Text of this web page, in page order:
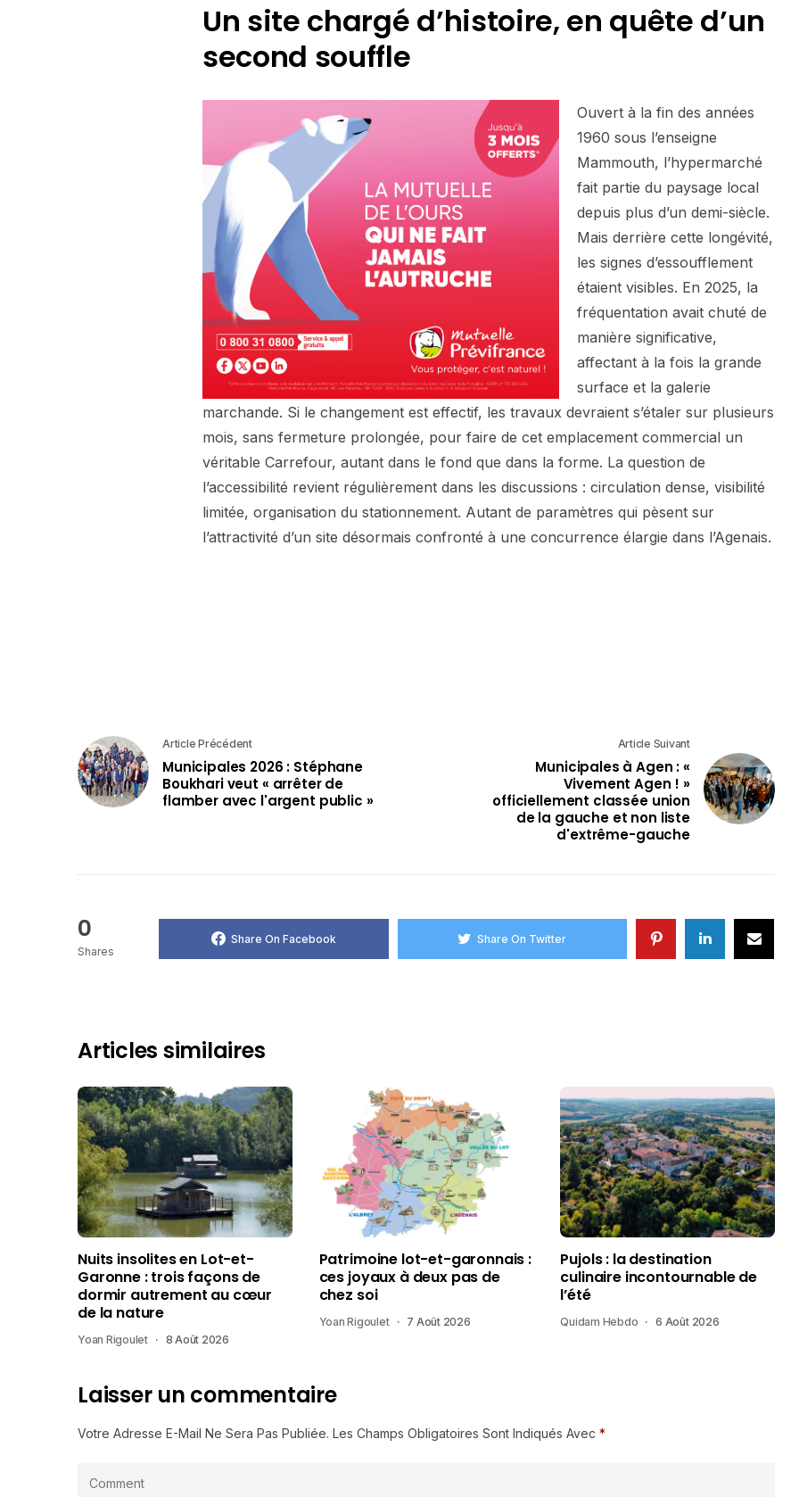
Un site chargé d’histoire, en quête d’un
second souffle
Ouvert à la fin des années
1960 sous l’enseigne
Mammouth, l’hypermarché
fait partie du paysage local
depuis plus d’un demi-siècle.
Mais derrière cette longévité,
les signes d’essoufflement
étaient visibles. En 2025, la
fréquentation avait chuté de
manière significative,
affectant à la fois la grande
surface et la galerie
marchande. Si le changement est effectif, les travaux devraient s’étaler sur plusieurs
mois, sans fermeture prolongée, pour faire de cet emplacement commercial un
véritable Carrefour, autant dans le fond que dans la forme. La question de
l’accessibilité revient régulièrement dans les discussions : circulation dense, visibilité
limitée, organisation du stationnement. Autant de paramètres qui pèsent sur
l’attractivité d’un site désormais confronté à une concurrence élargie dans l’Agenais.
Article Précédent
Municipales 2026 : Stéphane
Boukhari veut « arrêter de
flamber avec l'argent public »
Article Suivant
Municipales à Agen : «
Vivement Agen ! »
officiellement classée union
de la gauche et non liste
d'extrême-gauche
0
Shares
Share On Facebook Share On Twitter
Articles similaires
Nuits insolites en Lot-et-
Garonne : trois façons de
dormir autrement au cœur
de la nature
Yoan Rigoulet 8 Août 2026
Patrimoine lot-et-garonnais :
ces joyaux à deux pas de
chez soi
Yoan Rigoulet 7 Août 2026
Pujols : la destination
culinaire incontournable de
l’été
Quidam Hebdo 6 Août 2026
Laisser un commentaire
Votre Adresse E-Mail Ne Sera Pas Publiée. Les Champs Obligatoires Sont Indiqués Avec *